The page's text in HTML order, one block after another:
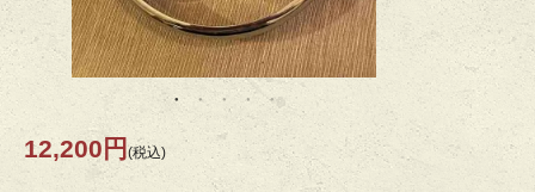
12,200円 (税込)